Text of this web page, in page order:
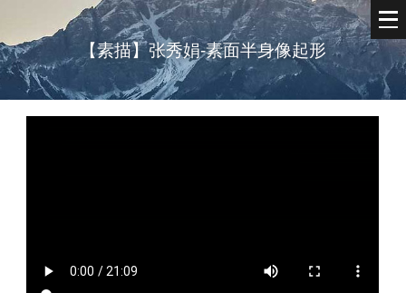
【素描】张秀娟-素面半身像起形